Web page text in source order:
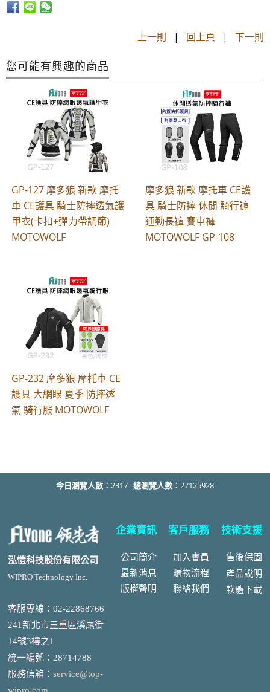
上一則 | 回上頁 | 下一則
您可能有興趣的商品
GP-127 摩多狼 新款 摩托
車 CE護具 騎士防摔透氣護
甲衣(卡扣+彈力帶調節)
MOTOWOLF
摩多狼 新款 摩托車 CE護
具 騎士防摔 休閒 騎行褲
通勤長褲 賽車褲
MOTOWOLF GP-108
GP-232 摩多狼 摩托車 CE
護具 大網眼 夏季 防摔透
氣 騎行服 MOTOWOLF
今日瀏覽人數： 2317 總瀏覽人數： 27125928
泓愷科技股份有限公司
WIPRO Technology Inc.
客服專線：02-22868766
241新北市三重區溪尾街
14號3樓之1
統一編號 ： 28714788
服務信箱： service@top-
企業資訊
公司簡介
最新消息
版權聲明
客戶服務
加入會員
購物流程
聯絡我們
技術支援
售後保固
產品說明
軟體下載